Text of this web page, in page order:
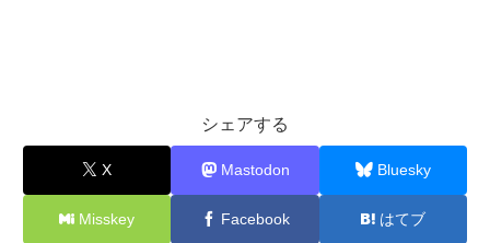
シェアする
X Mastodon Bluesky
Misskey Facebook はてブ